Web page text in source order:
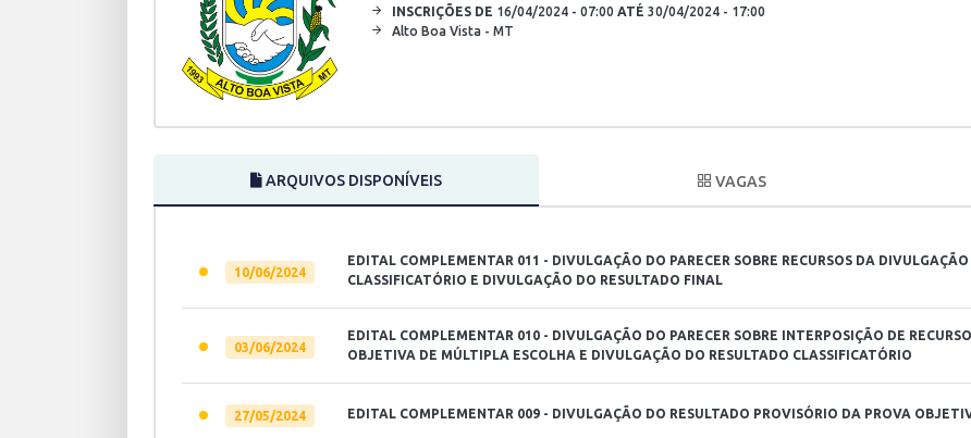
INSCRIÇÕES DE 16/04/2024 - 07:00ATÉ 30/04/2024 - 17:00
Alto Boa Vista - MT
ARQUIVOS DISPONÍVEIS VAGAS
10/06/2024
EDITAL COMPLEMENTAR 011 - DIVULGAÇÃO DO PARECER SOBRE RECURSOS DA
CLASSIFICATÓRIO E DIVULGAÇÃO DO RESULTADO FINAL
03/06/2024
EDITAL COMPLEMENTAR 010 - DIVULGAÇÃO DO PARECER SOBRE INTERPOSIÇÃO DE
OBJETIVA DE MÚLTIPLA ESCOLHA E DIVULGAÇÃO DO RESULTADO CLASSIFICATÓRIO
27/05/2024 EDITAL COMPLEMENTAR 009 - DIVULGAÇÃO DO RESULTADO PROVISÓRIO DA PROVA